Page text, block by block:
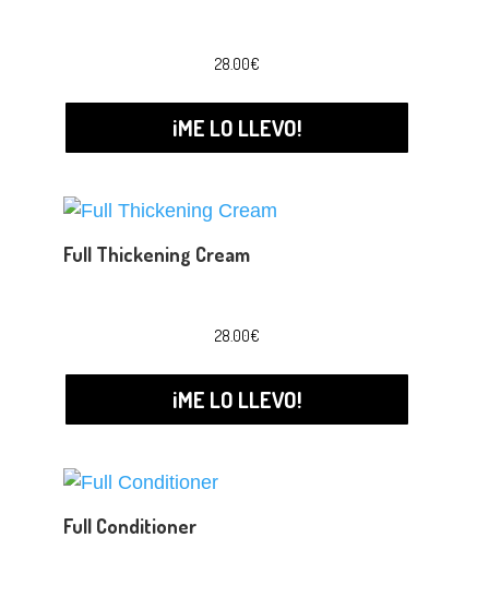
28.00€
¡ME LO LLEVO!
Full Thickening Cream
28.00€
¡ME LO LLEVO!
Full Conditioner